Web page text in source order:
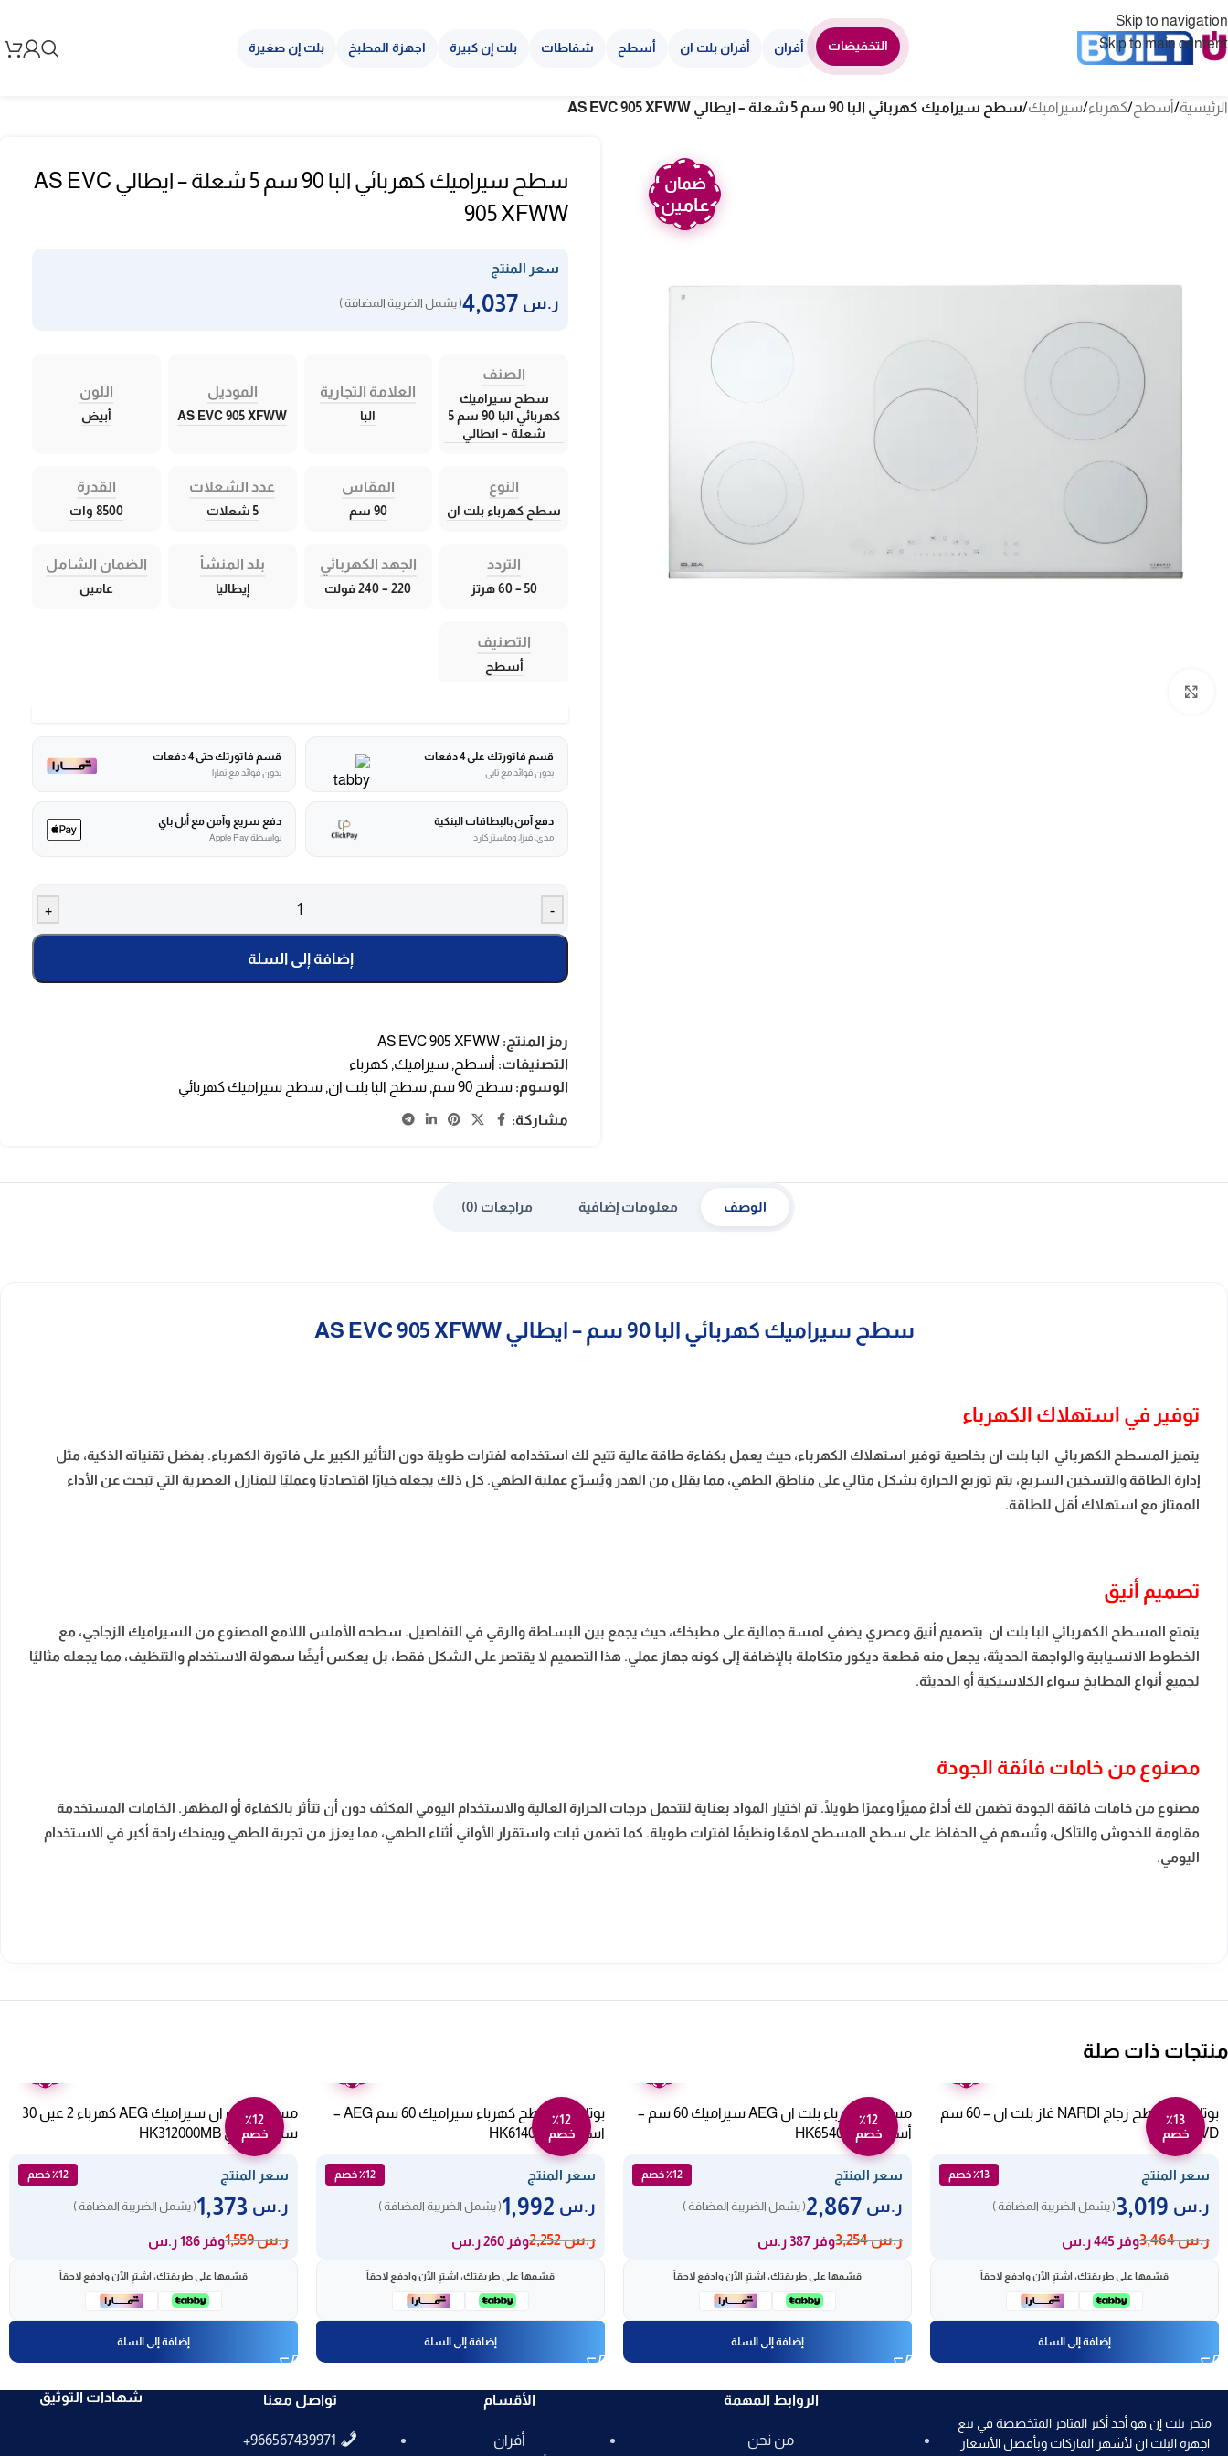
Skip to navigation
Skip to main content
التخفيضات أفران أفران بلت ان أسطح شفاطات بلت إن كبيرة اجهزة المطبخ بلت إن صغيرة
الرئيسية/أسطح/كهرباء/سيراميك/سطح سيراميك كهربائي البا 90 سم 5 شعلة – ايطالي AS EVC 905 XFWW
ضمان
عامين
سطح سيراميك كهربائي البا 90 سم 5 شعلة – ايطالي AS EVC
905 XFWW
سعر المنتج
ر.س ( يشمل الضريبة المضافة )
الصنف
سطح سيراميك
كهربائي البا 90 سم 5
شعلة – ايطالي
العلامة التجارية
البا
الموديل
AS EVC 905 XFWW
اللون
أبيض
النوع
سطح كهرباء بلت ان
المقاس
90 سم
عدد الشعلات
5 شعلات
القدرة
8500 وات
التردد
50 – 60 هرتز
الجهد الكهربائي
220 – 240 فولت
بلد المنشأ
إيطاليا
الضمان الشامل
عامين
التصنيف
أسطح
قسم فاتورتك على 4 دفعات
بدون فوائد مع تابي
قسم فاتورتك حتى 4 دفعات
بدون فوائد مع تمارا
دفع آمن بالبطاقات البنكية
مدى، فيزا، وماستركارد
دفع سريع وآمن مع أبل باي
بواسطة Apple Pay
-
+
إضافة إلى السلة
رمز المنتج: AS EVC 905 XFWW
التصنيفات: أسطح , سيراميك, كهرباء
الوسوم: سطح 90 سم , سطح البا بلت ان, سطح سيراميك كهربائي
مشاركة:
الوصف معلومات إضافية مراجعات (0)
سطح سيراميك كهربائي البا 90 سم – ايطالي AS EVC 905 XFWW
توفير في استهلاك الكهرباء
يتميز المسطح الكهربائي البا بلت ان بخاصية توفير استهلاك الكهرباء، حيث يعمل بكفاءة طاقة عالية تتيح لك استخدامه لفترات طويلة دون التأثير الكبير على فاتورة الكهرباء. بفضل تقنياته الذكية، مثل
إدارة الطاقة والتسخين السريع، يتم توزيع الحرارة بشكل مثالي على مناطق الطهي، مما يقلل من الهدر ويُسرّع عملية الطهي. كل ذلك يجعله خيارًا اقتصاديًا وعمليًا للمنازل العصرية التي تبحث عن الأداء
الممتاز مع استهلاك أقل للطاقة.
تصميم أنيق
يتمتع المسطح الكهربائي البا بلت ان بتصميم أنيق وعصري يضفي لمسة جمالية على مطبخك، حيث يجمع بين البساطة والرقي في التفاصيل. سطحه الأملس اللامع المصنوع من السيراميك الزجاجي، مع
الخطوط الانسيابية والواجهة الحديثة، يجعل منه قطعة ديكور متكاملة بالإضافة إلى كونه جهاز عملي. هذا التصميم لا يقتصر على الشكل فقط، بل يعكس أيضًا سهولة الاستخدام والتنظيف، مما يجعله مثاليًا
لجميع أنواع المطابخ سواء الكلاسيكية أو الحديثة.
مصنوع من خامات فائقة الجودة
مصنوع من خامات فائقة الجودة تضمن لك أداءً مميزًا وعمرًا طويلًا. تم اختيار المواد بعناية لتتحمل درجات الحرارة العالية والاستخدام اليومي المكثف دون أن تتأثر بالكفاءة أو المظهر. الخامات المستخدمة
مقاومة للخدوش والتآكل، وتُسهم في الحفاظ على سطح المسطح لامعًا ونظيفًا لفترات طويلة. كما تضمن ثبات واستقرار الأواني أثناء الطهي، مما يعزز من تجربة الطهي ويمنحك راحة أكبر في الاستخدام
اليومي.
منتجات ذات صلة
٪13
خصم
بوتاجاز مسطح زجاج NARDI غاز بلت ان – 60 سم
LC640AVD
سعر المنتج ٪13 خصم
ر.س ( يشمل الضريبة المضافة )
ر.س3,464 وفر 445 ر.س
قسّمها على طريقتك، اشترِ الآن وادفع لاحقاً
إضافة إلى السلة
٪12
خصم
مسطح كهرباء بلت ان AEG سيراميك 60 سم –
أسود HK654070XB
سعر المنتج ٪12 خصم
ر.س ( يشمل الضريبة المضافة )
ر.س3,254 وفر 387 ر.س
قسّمها على طريقتك، اشترِ الآن وادفع لاحقاً
إضافة إلى السلة
٪12
خصم
بوتاجاز مسطح كهرباء سيراميك 60 سم AEG –
اسود HK614010MB
سعر المنتج ٪12 خصم
ر.س ( يشمل الضريبة المضافة )
ر.س2,252 وفر 260 ر.س
قسّمها على طريقتك، اشترِ الآن وادفع لاحقاً
إضافة إلى السلة
٪12
خصم
مسطح بلت ان سيراميك AEG كهرباء 2 عين 30
سم – إيطالي HK312000MB
سعر المنتج ٪12 خصم
ر.س ( يشمل الضريبة المضافة )
ر.س1,559 وفر 186 ر.س
قسّمها على طريقتك، اشترِ الآن وادفع لاحقاً
إضافة إلى السلة
متجر بلت إن هو أحد أكبر المتاجر المتخصصة في بيع
اجهزة البلت ان لأشهر الماركات وبأفضل الأسعار
الروابط المهمة
من نحن
الأقسام
أفران
تواصل معنا شهادات التوثيق